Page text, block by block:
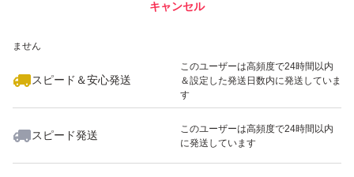
ません
スピード＆安心発送
このユーザーは高頻度で24時間以内
＆設定した発送日数内に発送していま
す
スピード発送
このユーザーは高頻度で24時間以内
に発送しています
キャンセル
いいね！
2,550